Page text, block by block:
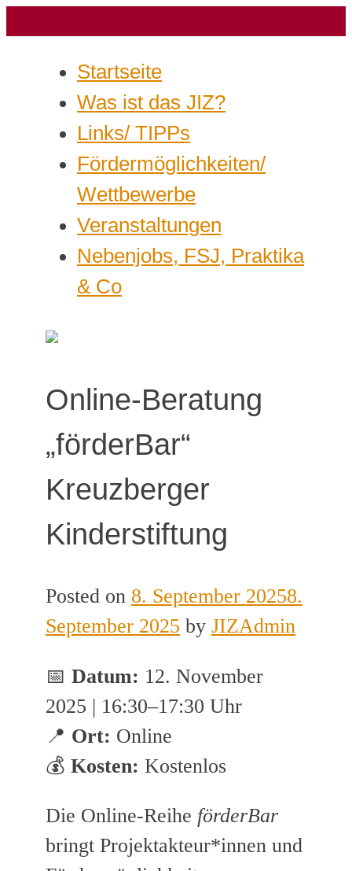
Startseite
Was ist das JIZ?
Links/ TIPPs
Fördermöglichkeiten/
Wettbewerbe
Veranstaltungen
Nebenjobs, FSJ, Praktika
& Co
Online-Beratung
„förderBar“
Kreuzberger
Kinderstiftung
Posted on 8. September 20258.
September 2025 by JIZAdmin
📅 Datum: 12. November
2025 | 16:30–17:30 Uhr
📍 Ort: Online
💰 Kosten: Kostenlos
Die Online-Reihe förderBar
bringt Projektakteur*innen und